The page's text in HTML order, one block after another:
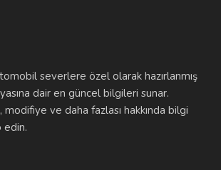
ve daha fazlası hakkında bilgi